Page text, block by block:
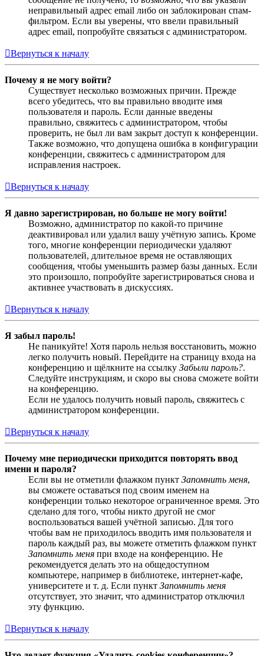
неправильный адрес email либо он заблокирован спам-
фильтром. Если вы уверены, что ввели правильный
адрес email, попробуйте связаться с администратором.
Вернуться к началу
Почему я не могу войти?
Существует несколько возможных причин. Прежде
всего убедитесь, что вы правильно вводите имя
пользователя и пароль. Если данные введены
правильно, свяжитесь с администратором, чтобы
проверить, не был ли вам закрыт доступ к конференции.
Также возможно, что допущена ошибка в конфигурации
конференции, свяжитесь с администратором для
исправления настроек.
Вернуться к началу
Я давно зарегистрирован, но больше не могу войти!
Возможно, администратор по какой-то причине
деактивировал или удалил вашу учётную запись. Кроме
того, многие конференции периодически удаляют
пользователей, длительное время не оставляющих
сообщения, чтобы уменьшить размер базы данных. Если
это произошло, попробуйте зарегистрироваться снова и
активнее участвовать в дискуссиях.
Вернуться к началу
Я забыл пароль!
Не паникуйте! Хотя пароль нельзя восстановить, можно
легко получить новый. Перейдите на страницу входа на
конференцию и щёлкните на ссылку Забыли пароль?.
Следуйте инструкциям, и скоро вы снова сможете войти
на конференцию.
Если не удалось получить новый пароль, свяжитесь с
администратором конференции.
Вернуться к началу
Почему мне периодически приходится повторять ввод
имени и пароля?
Если вы не отметили флажком пункт Запомнить меня,
вы сможете оставаться под своим именем на
конференции только некоторое ограниченное время. Это
сделано для того, чтобы никто другой не смог
воспользоваться вашей учётной записью. Для того
чтобы вам не приходилось вводить имя пользователя и
пароль каждый раз, вы можете отметить флажком пункт
Запомнить меня при входе на конференцию. Не
рекомендуется делать это на общедоступном
компьютере, например в библиотеке, интернет-кафе,
университете и т. д. Если пункт Запомнить меня
отсутствует, это значит, что администратор отключил
эту функцию.
Вернуться к началу